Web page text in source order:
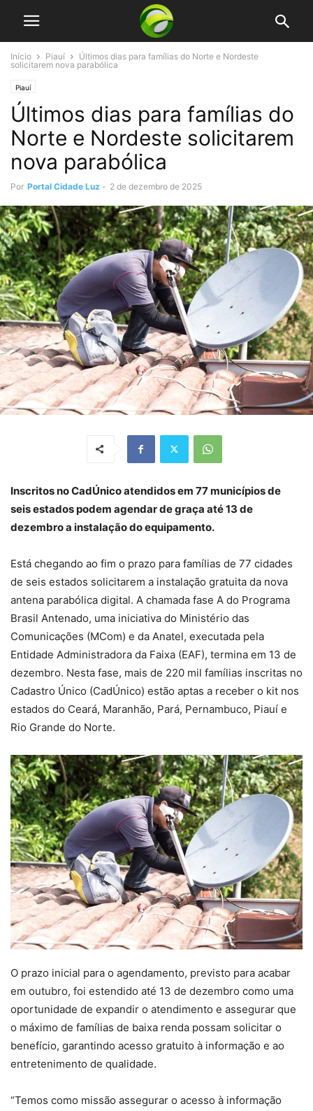
Início Piauí
Últimos dias para famílias do Norte e Nordeste
solicitarem nova parabólica
Piauí
Últimos dias para famílias do
Norte e Nordeste solicitarem
nova parabólica
Por Portal Cidade Luz - 2 de dezembro de 2025
Inscritos no CadÚnico atendidos em 77 municípios de
seis estados podem agendar de graça até 13 de
dezembro a instalação do equipamento.
Está chegando ao fim o prazo para famílias de 77 cidades
de seis estados solicitarem a instalação gratuita da nova
antena parabólica digital. A chamada fase A do Programa
Brasil Antenado, uma iniciativa do Ministério das
Comunicações (MCom) e da Anatel, executada pela
Entidade Administradora da Faixa (EAF), termina em 13 de
dezembro. Nesta fase, mais de 220 mil famílias inscritas no
Cadastro Único (CadÚnico) estão aptas a receber o kit nos
estados do Ceará, Maranhão, Pará, Pernambuco, Piauí e
Rio Grande do Norte.
O prazo inicial para o agendamento, previsto para acabar
em outubro, foi estendido até 13 de dezembro como uma
oportunidade de expandir o atendimento e assegurar que
o máximo de famílias de baixa renda possam solicitar o
benefício, garantindo acesso gratuito à informação e ao
entretenimento de qualidade.
“Temos como missão assegurar o acesso à informação